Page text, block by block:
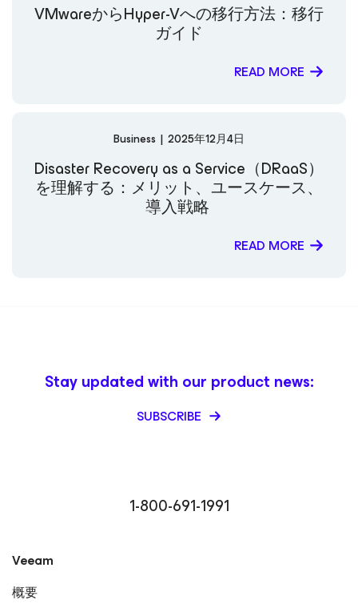
VMwareからHyper-Vへの移行方法：移行
ガイド
READ MORE
Business | 2025年12月4日
Disaster Recovery as a Service（DRaaS）
を理解する：メリット、ユースケース、
導入戦略
READ MORE
1-800-691-1991
Stay updated with our product news:
SUBSCRIBE
Veeam
概要